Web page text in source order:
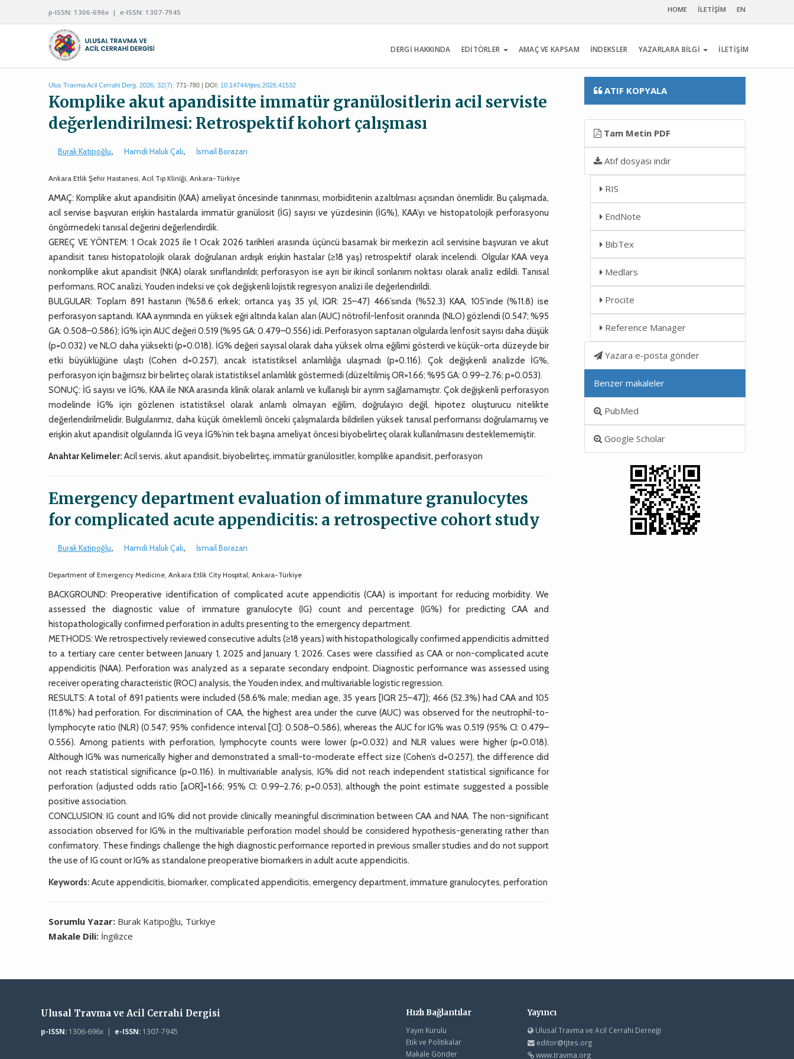
p-ISSN: 1306-696x | e-ISSN: 1307-7945 HOME İLETİŞİM EN
DERGİ HAKKINDA EDİTÖRLER AMAÇ VE KAPSAM İNDEKSLER YAZARLARA BİLGİ İLETİŞİM
Ulus Travma Acil Cerrahi Derg. 2026; 32(7): 771-780 | DOI: 10.14744/tjtes.2026.41532
Komplike akut apandisitte immatür granülositlerin acil serviste
değerlendirilmesi: Retrospektif kohort çalışması
Burak Katipoğlu, Hamdi Haluk Çalı, İsmail Borazan
Ankara Etlik Şehir Hastanesi, Acil Tıp Kliniği, Ankara-Türkiye
AMAÇ: Komplike akut apandisitin (KAA) ameliyat öncesinde tanınması, morbiditenin azaltılması açısından önemlidir. Bu çalışmada,
acil servise başvuran erişkin hastalarda immatür granülosit (İG) sayısı ve yüzdesinin (İG%), KAA’yı ve histopatolojik perforasyonu
öngörmedeki tanısal değerini değerlendirdik.
GEREÇ VE YÖNTEM: 1 Ocak 2025 ile 1 Ocak 2026 tarihleri arasında üçüncü basamak bir merkezin acil servisine başvuran ve akut
apandisit tanısı histopatolojik olarak doğrulanan ardışık erişkin hastalar (≥18 yaş) retrospektif olarak incelendi. Olgular KAA veya
nonkomplike akut apandisit (NKA) olarak sınıflandırıldı; perforasyon ise ayrı bir ikincil sonlanım noktası olarak analiz edildi. Tanısal
performans, ROC analizi, Youden indeksi ve çok değişkenli lojistik regresyon analizi ile değerlendirildi.
BULGULAR: Toplam 891 hastanın (%58.6 erkek; ortanca yaş 35 yıl, IQR: 25–47) 466’sında (%52.3) KAA, 105’inde (%11.8) ise
perforasyon saptandı. KAA ayrımında en yüksek eğri altında kalan alan (AUC) nötrofil-lenfosit oranında (NLO) gözlendi (0.547; %95
GA: 0.508–0.586); İG% için AUC değeri 0.519 (%95 GA: 0.479–0.556) idi. Perforasyon saptanan olgularda lenfosit sayısı daha düşük
(p=0.032) ve NLO daha yüksekti (p=0.018). İG% değeri sayısal olarak daha yüksek olma eğilimi gösterdi ve küçük-orta düzeyde bir
etki büyüklüğüne ulaştı (Cohen d=0.257), ancak istatistiksel anlamlılığa ulaşmadı (p=0.116). Çok değişkenli analizde İG%,
perforasyon için bağımsız bir belirteç olarak istatistiksel anlamlılık göstermedi (düzeltilmiş OR=1.66; %95 GA: 0.99–2.76; p=0.053).
SONUÇ: İG sayısı ve İG%, KAA ile NKA arasında klinik olarak anlamlı ve kullanışlı bir ayrım sağlamamıştır. Çok değişkenli perforasyon
modelinde İG% için gözlenen istatistiksel olarak anlamlı olmayan eğilim, doğrulayıcı değil, hipotez oluşturucu nitelikte
değerlendirilmelidir. Bulgularımız, daha küçük örneklemli önceki çalışmalarda bildirilen yüksek tanısal performansı doğrulamamış ve
erişkin akut apandisit olgularında İG veya İG%’nin tek başına ameliyat öncesi biyobelirteç olarak kullanılmasını desteklememiştir.
Anahtar Kelimeler: Acil servis, akut apandisit, biyobelirteç, immatür granülositler, komplike apandisit, perforasyon
Emergency department evaluation of immature granulocytes
for complicated acute appendicitis: a retrospective cohort study
Burak Katipoğlu, Hamdi Haluk Çalı, İsmail Borazan
Department of Emergency Medicine, Ankara Etlik City Hospital, Ankara-Türkiye
BACKGROUND: Preoperative identification of complicated acute appendicitis (CAA) is important for reducing morbidity. We
assessed the diagnostic value of immature granulocyte (IG) count and percentage (IG%) for predicting CAA and
histopathologically confirmed perforation in adults presenting to the emergency department.
METHODS: We retrospectively reviewed consecutive adults (≥18 years) with histopathologically confirmed appendicitis admitted
to a tertiary care center between January 1, 2025 and January 1, 2026. Cases were classified as CAA or non-complicated acute
appendicitis (NAA). Perforation was analyzed as a separate secondary endpoint. Diagnostic performance was assessed using
receiver operating characteristic (ROC) analysis, the Youden index, and multivariable logistic regression.
RESULTS: A total of 891 patients were included (58.6% male; median age, 35 years [IQR 25–47]); 466 (52.3%) had CAA and 105
(11.8%) had perforation. For discrimination of CAA, the highest area under the curve (AUC) was observed for the neutrophil-to-
lymphocyte ratio (NLR) (0.547; 95% confidence interval [CI]: 0.508–0.586), whereas the AUC for IG% was 0.519 (95% CI: 0.479–
0.556). Among patients with perforation, lymphocyte counts were lower (p=0.032) and NLR values were higher (p=0.018).
Although IG% was numerically higher and demonstrated a small-to-moderate effect size (Cohen’s d=0.257), the difference did
not reach statistical significance (p=0.116). In multivariable analysis, IG% did not reach independent statistical significance for
perforation (adjusted odds ratio [aOR]=1.66; 95% CI: 0.99–2.76; p=0.053), although the point estimate suggested a possible
positive association.
CONCLUSION: IG count and IG% did not provide clinically meaningful discrimination between CAA and NAA. The non-significant
association observed for IG% in the multivariable perforation model should be considered hypothesis-generating rather than
confirmatory. These findings challenge the high diagnostic performance reported in previous smaller studies and do not support
the use of IG count or IG% as standalone preoperative biomarkers in adult acute appendicitis.
Keywords: Acute appendicitis, biomarker, complicated appendicitis, emergency department, immature granulocytes, perforation
Sorumlu Yazar: Burak Katipoğlu, Türkiye
Makale Dili: İngilizce
ATIF KOPYALA
Tam Metin PDF
Atıf dosyası indir
RIS
EndNote
BibTex
Medlars
Procite
Reference Manager
Yazara e-posta gönder
Benzer makaleler
PubMed
Google Scholar
Ulusal Travma ve Acil Cerrahi Dergisi
p-ISSN:1306-696x | e-ISSN:1307-7945
Hızlı Bağlantılar
Yayın Kurulu
Etik ve Politikalar
Makale Gönder
Yayıncı
Ulusal Travma ve Acil Cerrahi Derneği
editor@tjtes.org
www.travma.org